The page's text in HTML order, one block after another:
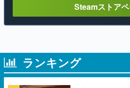
Steamストア
ランキング